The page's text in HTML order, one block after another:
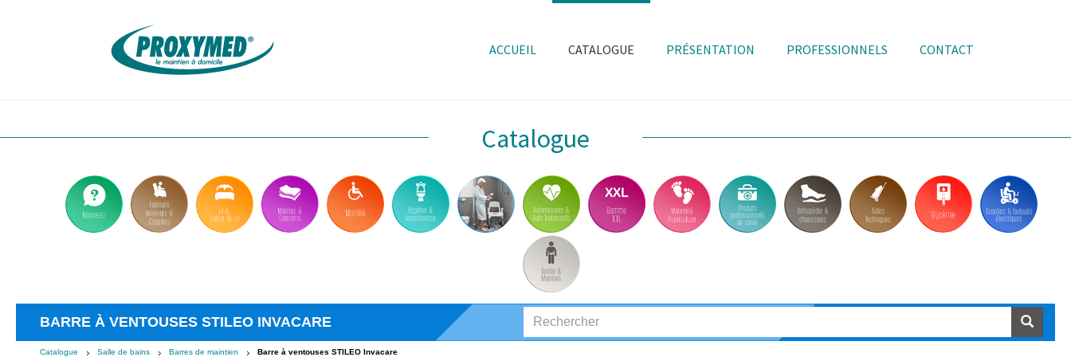
ACCUEIL CATALOGUE PRÉSENTATION PROFESSIONNELS CONTACT
Catalogue
Catalogue Salle de bains Barres de maintien Barre à ventouses STILEO Invacare
BARRE À VENTOUSES STILEO INVACARE